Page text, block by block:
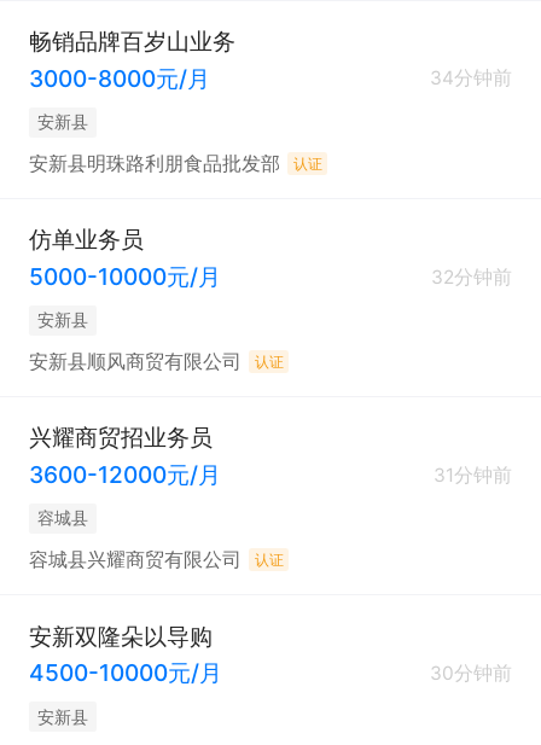
畅销品牌百岁山业务
3000-8000元/月
34分钟前
安新县
安新县明珠路利朋食品批发部 认证
仿单业务员
5000-10000元/月
32分钟前
安新县
安新县顺风商贸有限公司 认证
兴耀商贸招业务员
3600-12000元/月
31分钟前
容城县
容城县兴耀商贸有限公司 认证
安新双隆朵以导购
4500-10000元/月
30分钟前
安新县